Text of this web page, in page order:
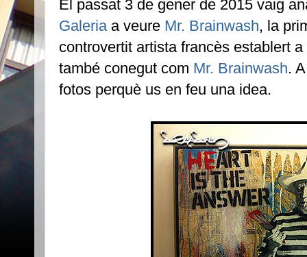
El passat 3 de gener de 2015 vaig
Galeria a veure Mr. Brainwash, la
controvertit artista francès establert
també conegut com Mr. Brainwash.
fotos perquè us en feu una idea.